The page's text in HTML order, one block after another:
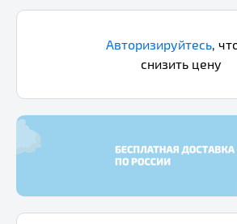
Авторизируйтесь,
снизить цену